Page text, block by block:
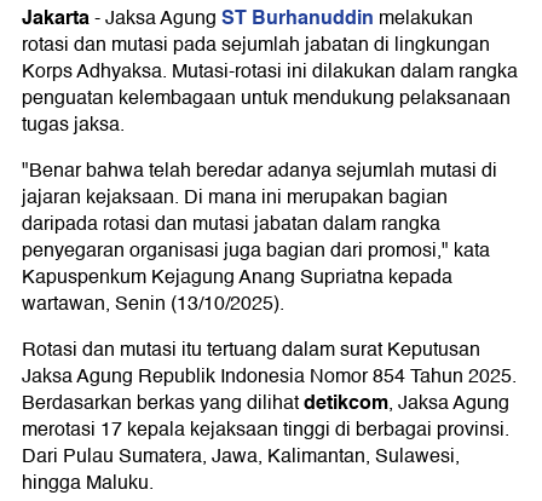
Jakarta-Jaksa AgungST Burhanuddin melakukan
rotasi dan mutasi pada sejumlah jabatan di lingkungan
Korps Adhyaksa. Mutasi-rotasi ini dilakukan dalam rangka
penguatan kelembagaan untuk mendukung pelaksanaan
tugas jaksa.
"Benar bahwa telah beredar adanya sejumlah mutasi di
jajaran kejaksaan. Di mana ini merupakan bagian
daripada rotasi dan mutasi jabatan dalam rangka
penyegaran organisasi juga bagian dari promosi," kata
Kapuspenkum Kejagung Anang Supriatna kepada
wartawan, Senin (13/10/2025).
Rotasi dan mutasi itu tertuang dalam surat Keputusan
Jaksa Agung Republik Indonesia Nomor 854 Tahun 2025.
Berdasarkan berkas yang dilihatdetikcom, Jaksa Agung
merotasi 17 kepala kejaksaan tinggi di berbagai provinsi.
Dari Pulau Sumatera, Jawa, Kalimantan, Sulawesi,
hingga Maluku.